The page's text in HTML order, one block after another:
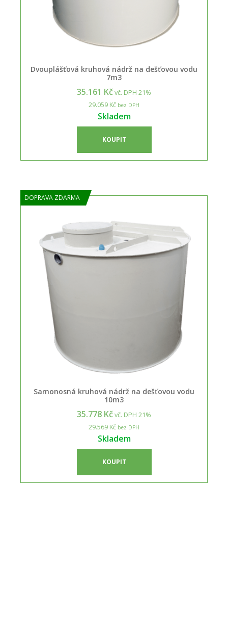
Dvouplášťová kruhová nádrž na dešťovou vodu
7m3
35.161 Kčvč. DPH 21%
29.059 Kč bez DPH
Skladem
KOUPIT
DOPRAVA ZDARMA
Samonosná kruhová nádrž na dešťovou vodu
10m3
35.778 Kčvč. DPH 21%
29.569 Kč bez DPH
Skladem
KOUPIT